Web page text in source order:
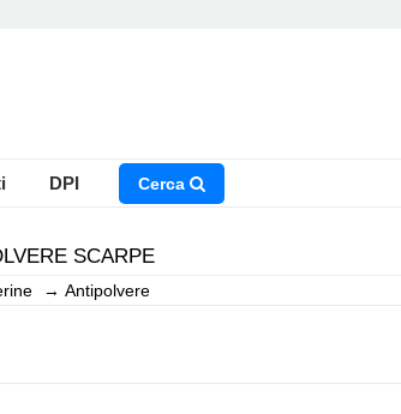
DPI Cerca
SCARPE
→ Antipolvere